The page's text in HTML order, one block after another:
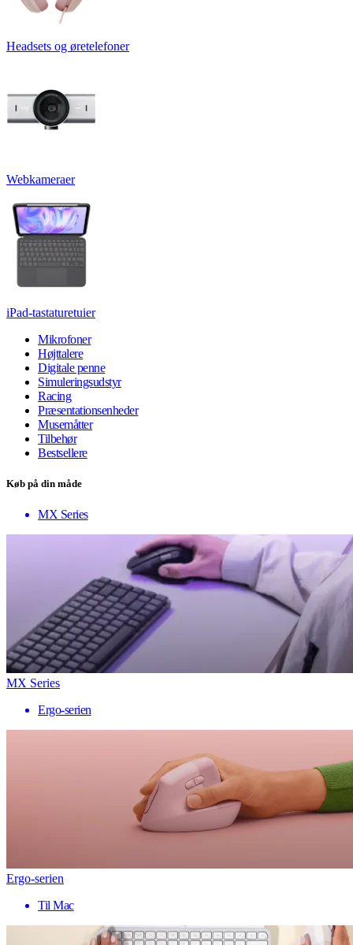
Headsets og øretelefoner
Webkameraer
iPad-tastaturetuier
Mikrofoner
Højttalere
Digitale penne
Simuleringsudstyr
Racing
Præsentationsenheder
Musemåtter
Tilbehør
Bestsellere
Køb på din måde
MX Series
MX Series
Ergo-serien
Ergo-serien
Til Mac